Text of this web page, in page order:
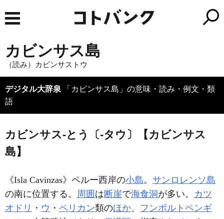
カビンサス島
（読み）カビンサストウ
デジタル大辞泉 「カビンサス島」の意味・読み・例文・類
語
カビンサス‐とう〔‐タウ〕【カビンサス
島】
《Isla Cavinzas》ペルー西岸の小島。 サンロレンソ島
の南に位置する。 周囲 は断崖で海食洞 が多い。 カツ
オドリ ・ ウ ・ ペリカン類のほか、 フンボルトペンギ